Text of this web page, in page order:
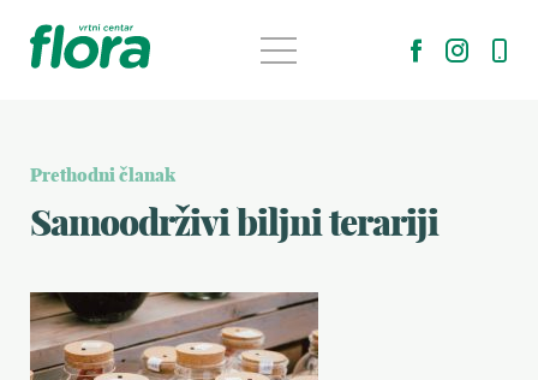
Samoodrživi biljni terariji
Prethodni članak